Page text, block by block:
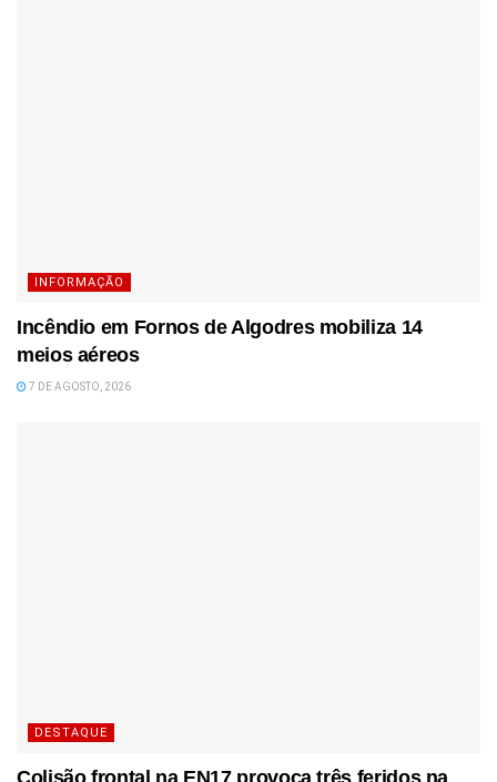
INFORMAÇÃO
Incêndio em Fornos de Algodres mobiliza 14
meios aéreos
7 DE AGOSTO, 2026
DESTAQUE